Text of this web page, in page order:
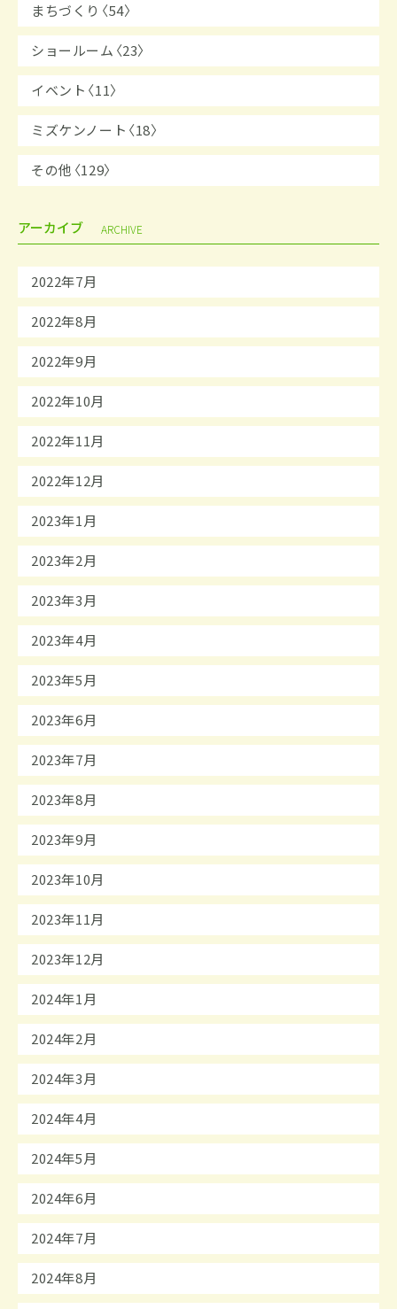
まちづくり〈54〉
ショールーム〈23〉
イベント〈11〉
ミズケンノート〈18〉
その他〈129〉
アーカイブ ARCHIVE
2022年7月
2022年8月
2022年9月
2022年10月
2022年11月
2022年12月
2023年1月
2023年2月
2023年3月
2023年4月
2023年5月
2023年6月
2023年7月
2023年8月
2023年9月
2023年10月
2023年11月
2023年12月
2024年1月
2024年2月
2024年3月
2024年4月
2024年5月
2024年6月
2024年7月
2024年8月